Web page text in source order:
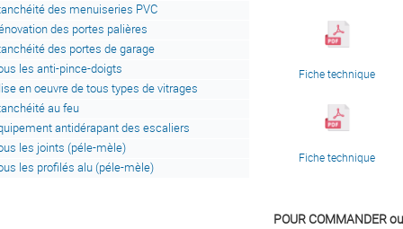
des menuiseries PVC
des portes palières
des portes de garage
les anti-pince-doigts
en oeuvre de tous types de vitrages
au feu
antidérapant des escaliers
les joints (péle-mèle)
les profilés alu (péle-mèle)
Fiche technique
Fiche technique
POUR COMMANDER